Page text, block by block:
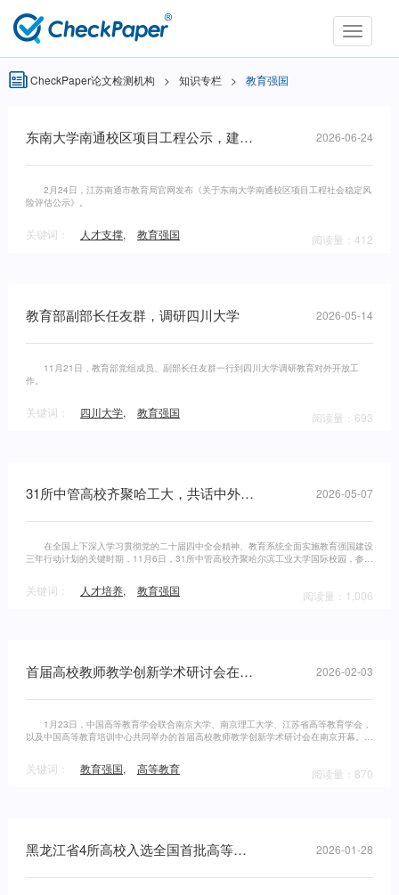
Toggle
CheckPaper论文检测机构 > 知识专栏 > 教育强国
东南大学南通校区项目工程公示，建设期约36个月 2026-06-24
2月24日，江苏南通市教育局官网发布《关于东南大学南通校区项目工程社会稳定风
险评估公示》。
关键词： 人才支撑, 教育强国 阅读量：412
教育部副部长任友群，调研四川大学 2026-05-14
11月21日，教育部党组成员、副部长任友群一行到四川大学调研教育对外开放工
作。
关键词： 四川大学, 教育强国 阅读量：693
31所中管高校齐聚哈工大，共话中外合作办学新路径 2026-05-07
在全国上下深入学习贯彻党的二十届四中全会精神、教育系统全面实施教育强国建设
三年行动计划的关键时期，11月6日，31所中管高校齐聚哈尔滨工业大学国际校园，参加
关键词： 人才培养, 教育强国 阅读量：1,006
首届高校教师教学创新学术研讨会在南京成功举办 2026-02-03
1月23日，中国高等教育学会联合南京大学、南京理工大学、江苏省高等教育学会，
以及中国高等教育培训中心共同举办的首届高校教师教学创新学术研讨会在南京开幕。研
关键词： 教育强国, 高等教育 阅读量：870
黑龙江省4所高校入选全国首批高等教育综合改革试点校 2026-01-28